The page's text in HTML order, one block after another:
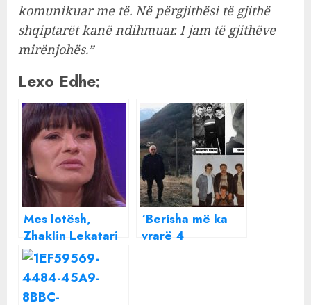
komunikuar me të. Në përgjithësi të gjithë
shqiptarët kanë ndihmuar. I jam të gjithëve
mirënjohës.”
Lexo Edhe:
Mes lotësh,
Zhaklin Lekatari
tregon historinë
e dhimbshme:
Jam …
‘Berisha më ka
vrarë 4